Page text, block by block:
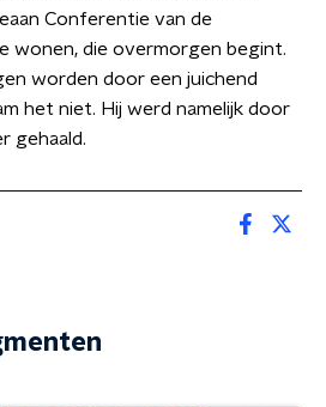
Conferentie van de
wonen, die overmorgen begint.
worden door een juichend
het niet. Hij werd namelijk door
gehaald.